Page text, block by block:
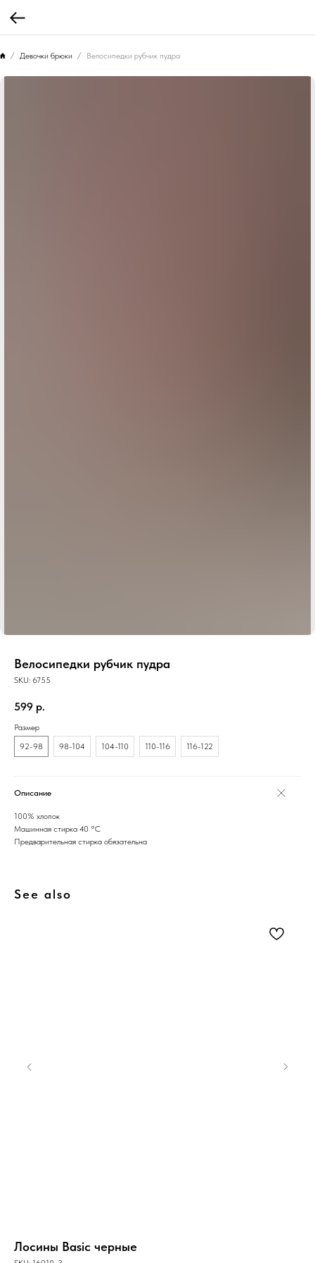
Девочки брюки Велосипедки рубчик пудра
Велосипедки рубчик пудра
SKU: 6755
599 р.
Размер
92-98
98-104 104-110 110-116 116-122
Описание
100% хлопок
Машинная стирка 40 °C
Предварительная стирка обязательна
See also
Лосины Basic черные